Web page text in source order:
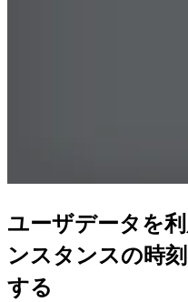
ユーザデータを
ンスタンスの時
する